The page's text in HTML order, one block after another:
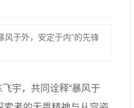
风于外，安定于内”的先锋
宇，共同诠释“暴风于